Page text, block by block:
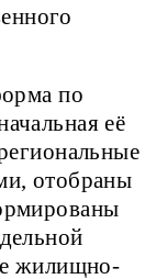
по
её
отобраны
жилищно-